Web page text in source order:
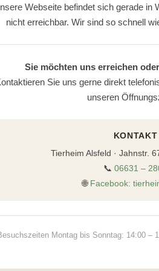
Webseite befindet sich gerade in
nicht erreichbar. Wir sind so schnell
Sie möchten uns erreichen
Sie uns gerne direkt
unseren
KONTAKT
Tierheim Alsfeld · Jahnstr.
📞 06631 –
🌐 Facebook:
Montag bis Sonntag: 14:00 –